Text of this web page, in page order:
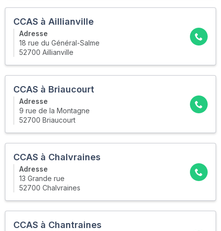
CCAS à Aillianville
Adresse
18 rue du Général-Salme
52700 Aillianville
CCAS à Briaucourt
Adresse
9 rue de la Montagne
52700 Briaucourt
CCAS à Chalvraines
Adresse
13 Grande rue
52700 Chalvraines
CCAS à Chantraines